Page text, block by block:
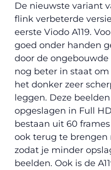
De nieuwste variant
flink verbeterde
eerste Viodo A119.
goed onder handen
door de ongebouwde
nog beter in staat
het donker zeer
leggen. Deze
opgeslagen in Full
bestaan uit 60
ook terug te brengen
zodat je minder
beelden. Ook is de